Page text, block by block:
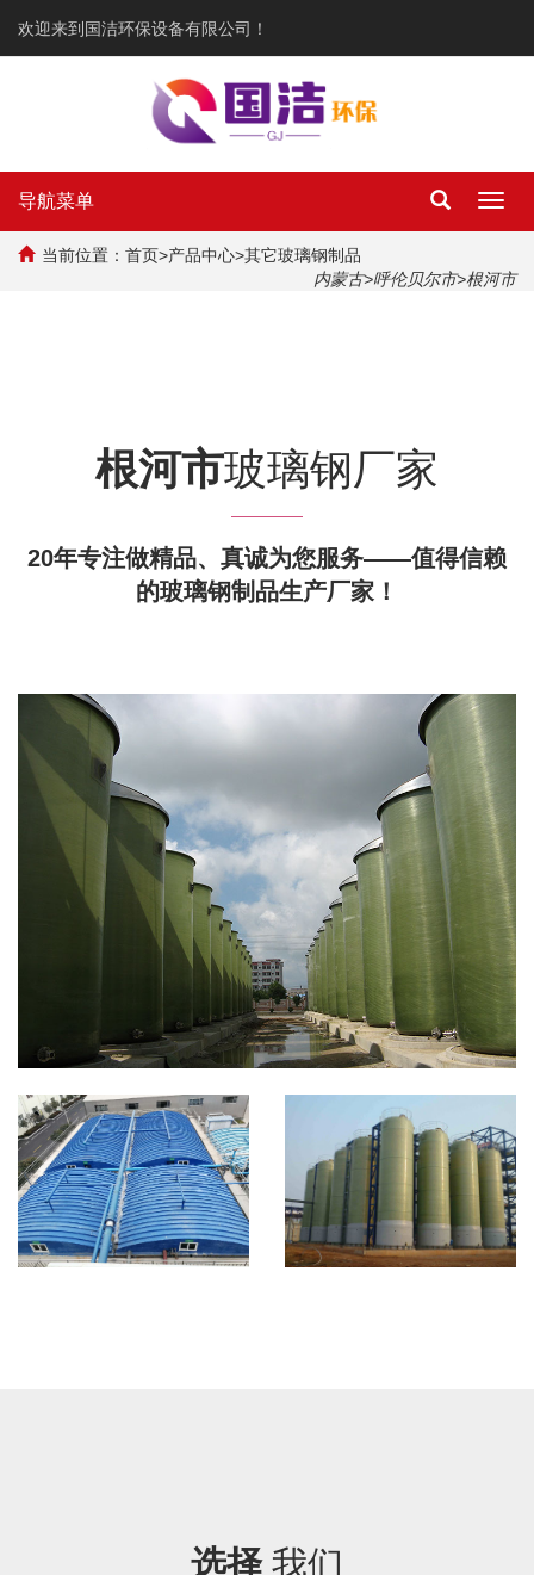
欢迎来到国洁环保设备有限公司！
导航菜单
当前位置： 首页>产品中心>其它玻璃钢制品
内蒙古>呼伦贝尔市>根河市
根河市玻璃钢厂家
20年专注做精品、真诚为您服务——值得信赖
的玻璃钢制品生产厂家！
选择我们